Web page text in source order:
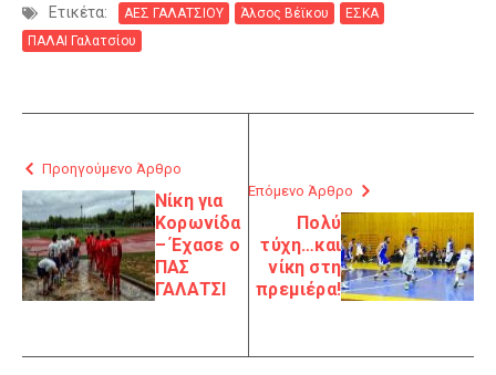
Ετικέτα: ΑΕΣ ΓΑΛΑΤΣΙΟΥ Άλσος Βέϊκου
ΕΣΚΑ
ΠΑΛΑΙ Γαλατσίου
Προηγούμενο Άρθρο
Νίκη για
Κορωνίδα
– Έχασε ο
ΠΑΣ
ΓΑΛΑΤΣΙ
Επόμενο Άρθρο
Πολύ
τύχη…και
νίκη στη
πρεμιέρα!